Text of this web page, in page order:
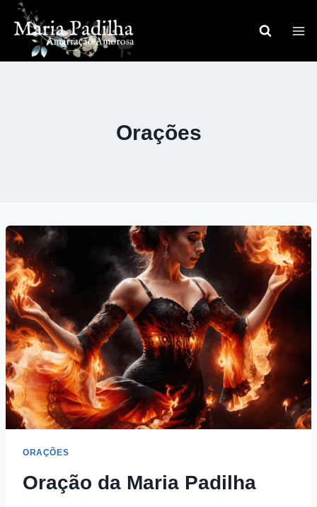
Pular
para
Conteúdo
Orações
ORAÇÕES
Oração da Maria Padilha